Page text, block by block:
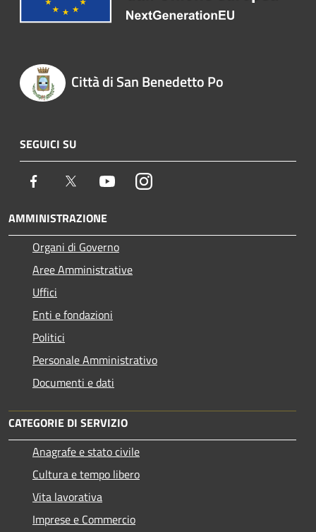
Città di San Benedetto Po
SEGUICI SU
Facebook Twitter YoutubeInstagram
AMMINISTRAZIONE
Organi di Governo
Aree Amministrative
Uffici
Enti e fondazioni
Politici
Personale Amministrativo
Documenti e dati
CATEGORIE DI SERVIZIO
Anagrafe e stato civile
Cultura e tempo libero
Vita lavorativa
Imprese e Commercio